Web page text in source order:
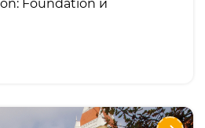
Foundation ивыпускников.
Foundation - подготовка в